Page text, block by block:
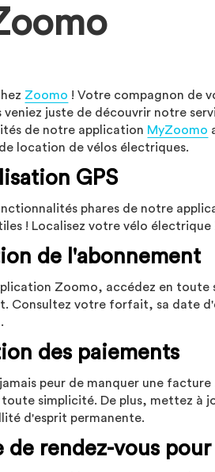
Zoomo ! Votre compagnon de
veniez juste de découvrir notre
de notre application MyZoomo
location de vélos électriques.
GPS
phares de notre
! Localisez votre vélo
de l'abonnement
Zoomo, accédez en
Consultez votre forfait, sa date
des paiements
jamais peur de manquer une
simplicité. De plus, mettez à
d'esprit permanente.
de rendez-vous